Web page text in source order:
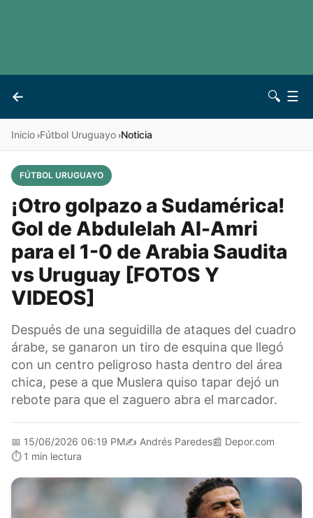
←
Vives 🔍 ☰
Inicio ›Fútbol Uruguayo ›Noticia
FÚTBOL URUGUAYO
¡Otro golpazo a Sudamérica!
Gol de Abdulelah Al-Amri
para el 1-0 de Arabia Saudita
vs Uruguay [FOTOS Y
VIDEOS]
Después de una seguidilla de ataques del cuadro
árabe, se ganaron un tiro de esquina que llegó
con un centro peligroso hasta dentro del área
chica, pese a que Muslera quiso tapar dejó un
rebote para que el zaguero abra el marcador.
📅 15/06/2026 06:19 PM✍️ Andrés Paredes📰 Depor.com
⏱️ 1 min lectura